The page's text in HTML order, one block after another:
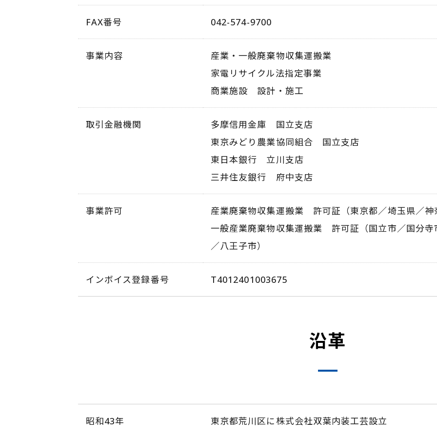
FAX番号 042-574-9700
事業内容
産業・一般廃棄物収集運搬業
家電リサイクル法指定事業
商業施設 設計・施工
取引金融機関
多摩信用金庫 国立支店
東京みどり農業協同組合 国立支店
東日本銀行 立川支店
三井住友銀行 府中支店
事業許可
産業廃棄物収集運搬業 許可証（東京都／埼玉県／神
一般産業廃棄物収集運搬業 許可証（国立市／国分寺
／八王子市）
インボイス登録番号 T4012401003675
沿革
昭和43年 東京都荒川区に株式会社双葉内装工芸設立